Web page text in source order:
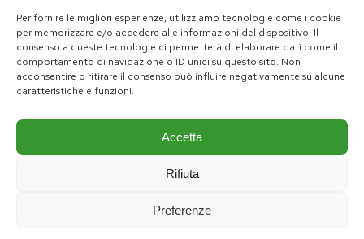
Per fornire le migliori esperienze, utilizziamo tecnologie come i cookie
per memorizzare e/o accedere alle informazioni del dispositivo. Il
consenso a queste tecnologie ci permetterà di elaborare dati come il
comportamento di navigazione o ID unici su questo sito. Non
acconsentire o ritirare il consenso può influire negativamente su alcune
caratteristiche e funzioni.
Accetta
Rifiuta
Preferenze
pd@consiglio.regione.lombardia.it
ufficiostampa.pd@consiglio.regione.lombardia.it
Pagine Facebook Gruppo Consiliare PD LombardiaPagina Messenger Gruppo Consiliare PD LombardiaPagina Instagram Gruppo PD LombardiaPagina Youtube Gruppo PD Lombardia